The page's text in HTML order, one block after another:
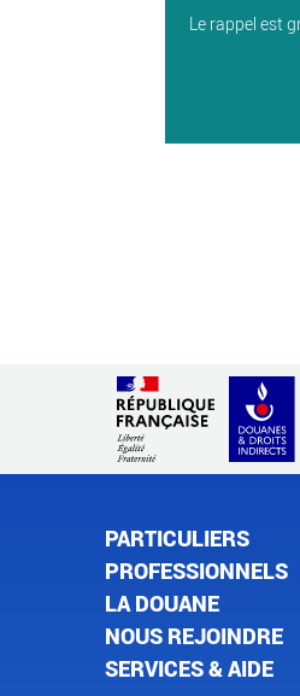
Le rappel est
PARTICULIERS
PROFESSIONNELS
LA DOUANE
NOUS REJOINDRE
SERVICES & AIDE